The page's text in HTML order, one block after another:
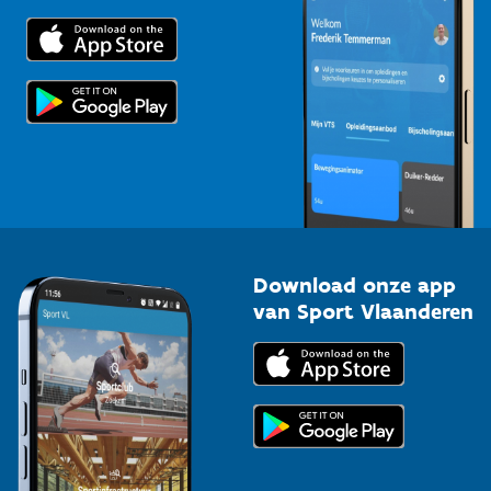
Trainers en begeleiders
Topsporters
Voor de pers
Download onze app
van Sport Vlaanderen